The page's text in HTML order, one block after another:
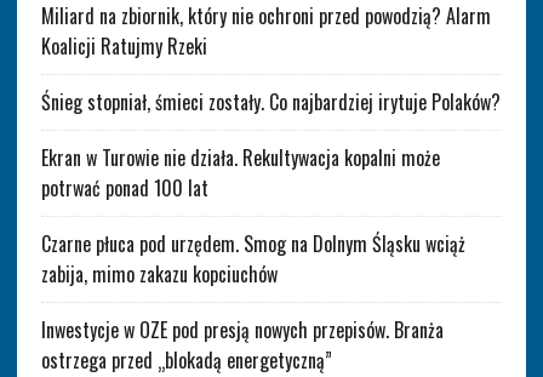
Miliard na zbiornik, który nie ochroni przed powodzią? Alarm
Koalicji Ratujmy Rzeki
Śnieg stopniał, śmieci zostały. Co najbardziej irytuje Polaków?
Ekran w Turowie nie działa. Rekultywacja kopalni może
potrwać ponad 100 lat
Czarne płuca pod urzędem. Smog na Dolnym Śląsku wciąż
zabija, mimo zakazu kopciuchów
Inwestycje w OZE pod presją nowych przepisów. Branża
ostrzega przed „blokadą energetyczną”